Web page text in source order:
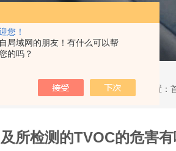
您！
局域网的朋友！有什么可以帮
的吗？
当前位置：
所检测的TVOC的危害